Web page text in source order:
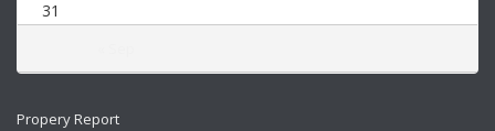
31
Propery Report